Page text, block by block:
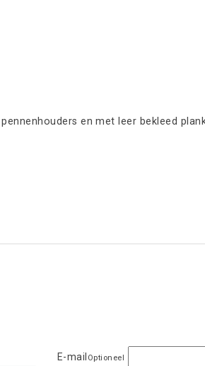
en met leer bekleed
E-mail Optioneel